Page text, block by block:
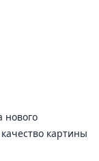
нового
картины